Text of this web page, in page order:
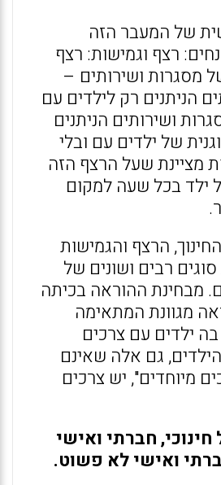
של המעבר הזה
רצף וגמישות: רצף
מסגרות ושירותים –
הניתנים רק לילדים עם
ושירותים הניתנים
של ילדים עם ובלי
מציינת שעל הרצף הזה
ילד בכל שעה למקום
הרצף והגמישות
רבים ושונים של
מבחינת ההוראה בכיתה
מגוונת המתאימה
ילדים עם צרכים
גם אלה שאינם
מיוחדים", יש צרכים
חברתי ואישי
ואישי לא פשוט.